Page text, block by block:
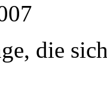
die